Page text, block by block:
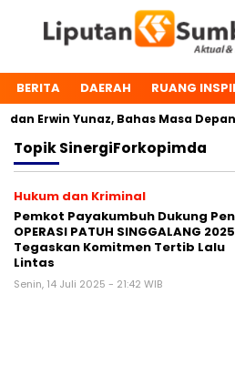
BERITA DAERAH RUANG
Erwin Yunaz, Bahas Masa Depan
TopikSinergiForkopimda
Hukum dan Kriminal
Pemkot Payakumbuh Dukung
OPERASI PATUH SINGGALANG
Tegaskan Komitmen Tertib Lalu
Lintas
Senin, 14 Juli 2025 - 21:42 WIB